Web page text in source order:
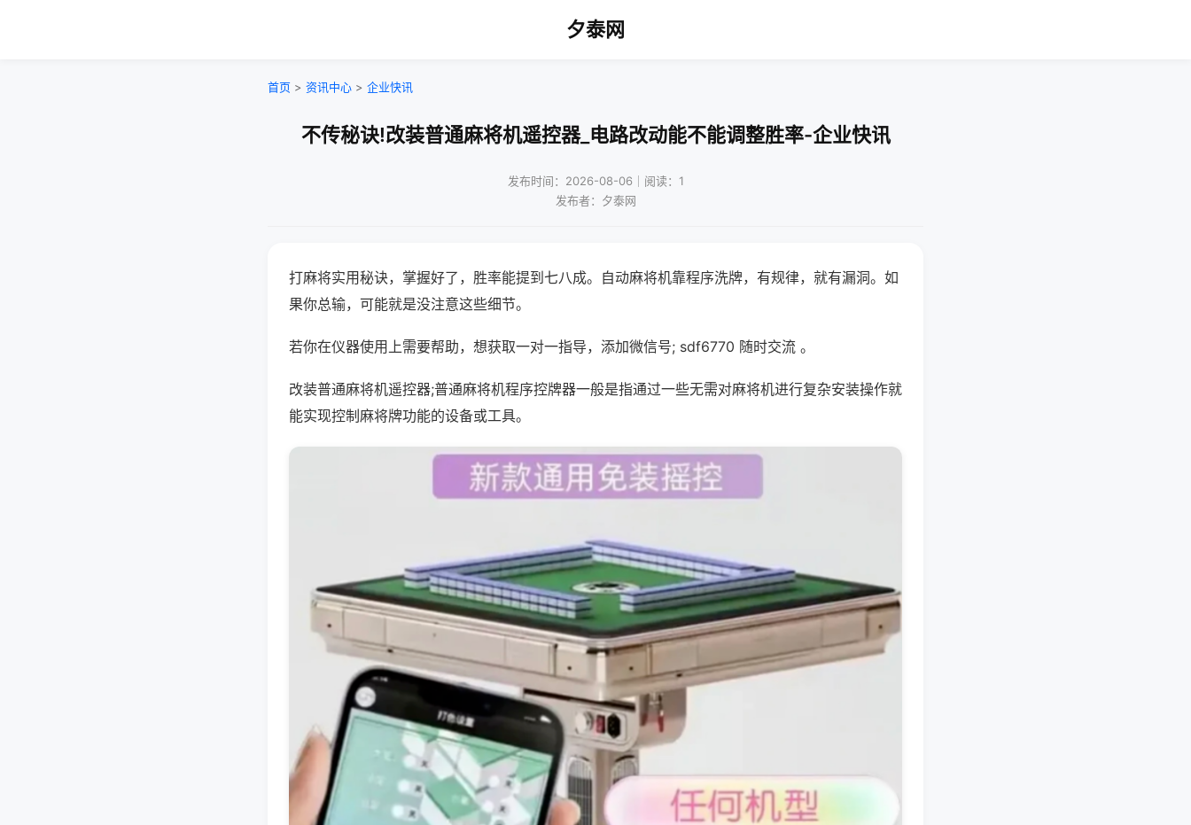
夕泰网
首页 > 资讯中心 > 企业快讯
不传秘诀!改装普通麻将机遥控器_电路改动能不能调整胜率-企业快讯
发布时间：2026-08-06｜阅读：1
发布者：夕泰网
打麻将实用秘诀，掌握好了，胜率能提到七八成。自动麻将机靠程序洗牌，有规律，就有漏洞。如
果你总输，可能就是没注意这些细节。
若你在仪器使用上需要帮助，想获取一对一指导，添加微信号; sdf6770 随时交流 。
改装普通麻将机遥控器;普通麻将机程序控牌器一般是指通过一些无需对麻将机进行复杂安装操作就
能实现控制麻将牌功能的设备或工具。